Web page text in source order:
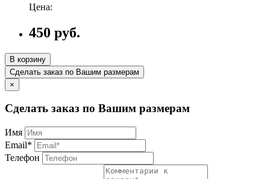
Цена:
450 руб.
В корзину
Сделать заказ по Вашим размерам
×
Сделать заказ по Вашим размерам
Имя
Email*
Телефон